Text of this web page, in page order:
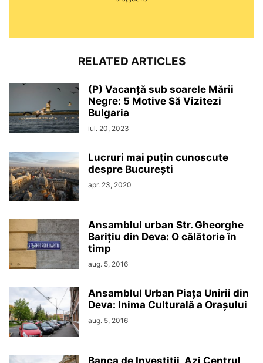
RELATED ARTICLES
(P) Vacanță sub soarele Mării
Negre: 5 Motive Să Vizitezi
Bulgaria
iul. 20, 2023
Lucruri mai puțin cunoscute
despre București
apr. 23, 2020
Ansamblul urban Str. Gheorghe
Barițiu din Deva: O călătorie în
timp
aug. 5, 2016
Ansamblul Urban Piața Unirii din
Deva: Inima Culturală a Orașului
aug. 5, 2016
Banca de Investiții, Azi Centrul